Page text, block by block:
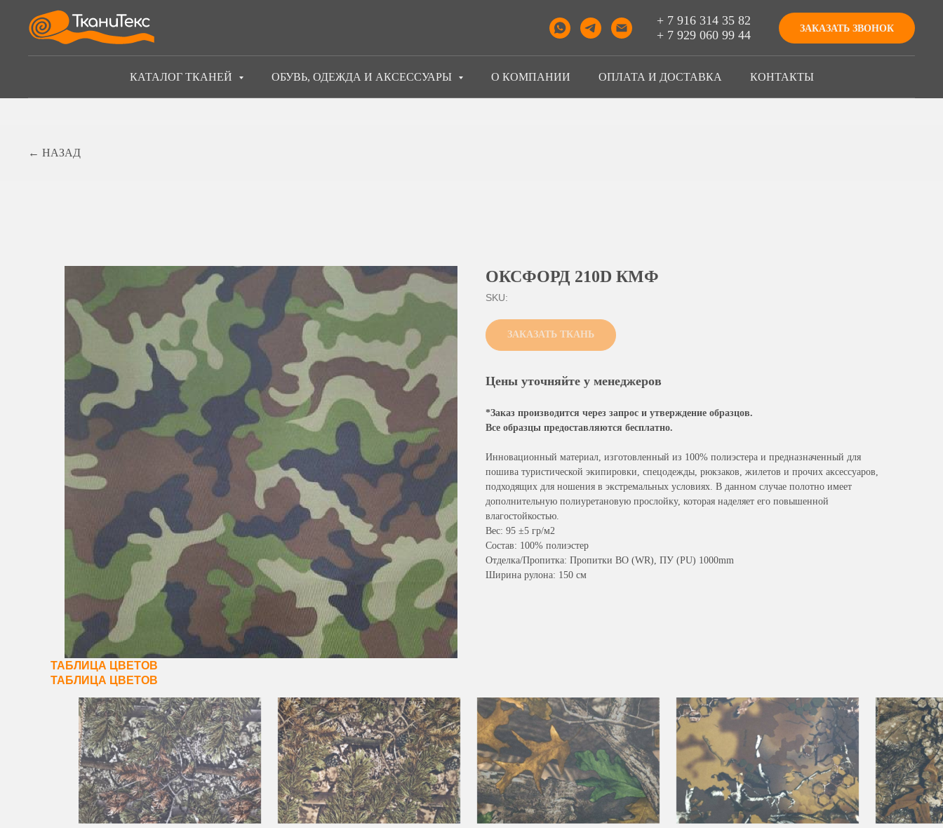
+ 7 916 314 35 82
+ 7 929 060 99 44
ЗАКАЗАТЬ ЗВОНОК
КАТАЛОГ ТКАНЕЙ ОБУВЬ, ОДЕЖДА И АКСЕССУАРЫ О КОМПАНИИ ОПЛАТА И ДОСТАВКА КОНТАКТЫ
← НАЗАД
ОКСФОРД 210D КМФ
SKU:
ЗАКАЗАТЬ ТКАНЬ
Цены уточняйте у менеджеров
*Заказ производится через запрос и утверждение образцов.
Все образцы предоставляются бесплатно.
Инновационный материал, изготовленный из 100% полиэстера и предназначенный для
пошива туристической экипировки, спецодежды, рюкзаков, жилетов и прочих аксессуаров,
подходящих для ношения в экстремальных условиях. В данном случае полотно имеет
дополнительную полиуретановую прослойку, которая наделяет его повышенной
влагостойкостью.
Вес: 95 ±5 гр/м2
Состав: 100% полиэстер
Отделка/Пропитка: Пропитки ВО (WR), ПУ (PU) 1000mm
Ширина рулона: 150 см
ТАБЛИЦА ЦВЕТОВ
ТАБЛИЦА ЦВЕТОВ